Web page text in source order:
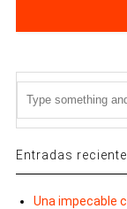
Entradas
Una impecable